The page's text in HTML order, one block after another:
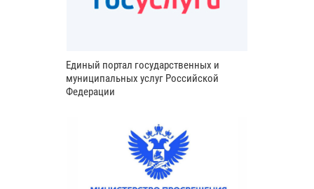
Единый портал государственных и
муниципальных услуг Российской
Федерации